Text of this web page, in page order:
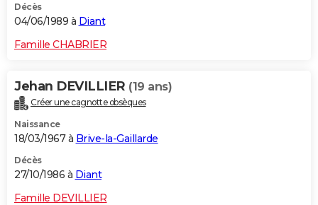
Décès
04/06/1989 à Diant
Famille CHABRIER
Jehan DEVILLIER (19 ans)
Créer une cagnotte obsèques
Naissance
18/03/1967 à Brive-la-Gaillarde
Décès
27/10/1986 à Diant
Famille DEVILLIER